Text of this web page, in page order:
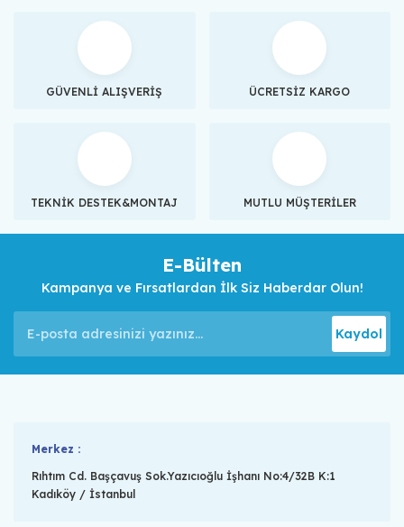
GÜVENLİ ALIŞVERİŞ ÜCRETSİZ KARGO
TEKNİK DESTEK&MONTAJ MUTLU MÜŞTERİLER
E-Bülten
Kampanya ve Fırsatlardan İlk Siz Haberdar Olun!
Kaydol
Merkez :
Rıhtım Cd. Başçavuş Sok.Yazıcıoğlu İşhanı No:4/32B K:1
Kadıköy / İstanbul